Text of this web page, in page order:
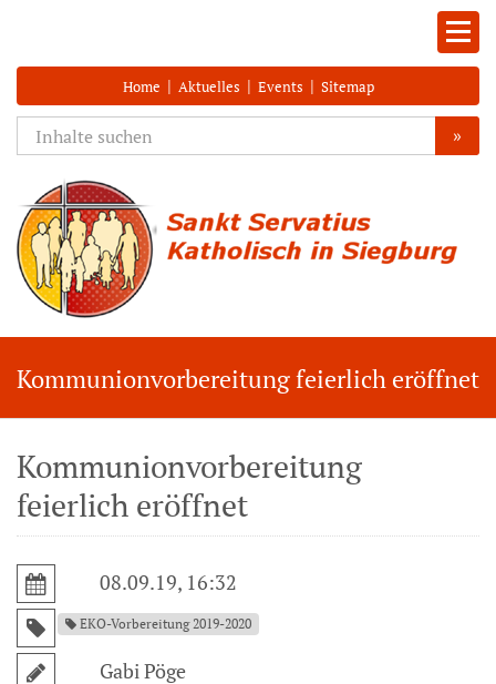
Home | Aktuelles | Events | Sitemap
»
Kommunionvorbereitung feierlich eröffnet
Kommunionvorbereitung
feierlich eröffnet
08.09.19, 16:32
EKO-Vorbereitung 2019-2020
Gabi Pöge